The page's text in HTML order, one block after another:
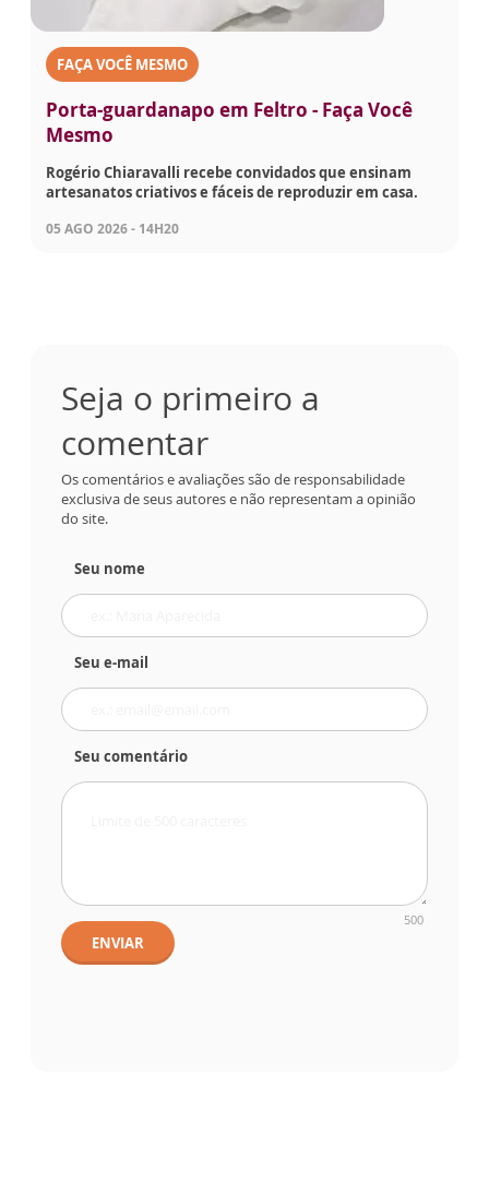
FAÇA VOCÊ MESMO
Porta-guardanapo em Feltro - Faça Você
Mesmo
Rogério Chiaravalli recebe convidados que ensinam
artesanatos criativos e fáceis de reproduzir em casa.
05 AGO 2026 - 14H20
Seja o primeiro a
comentar
Os comentários e avaliações são de responsabilidade
exclusiva de seus autores e não representam a opinião
do site.
Seu nome
Seu e-mail
Seu comentário
500
ENVIAR